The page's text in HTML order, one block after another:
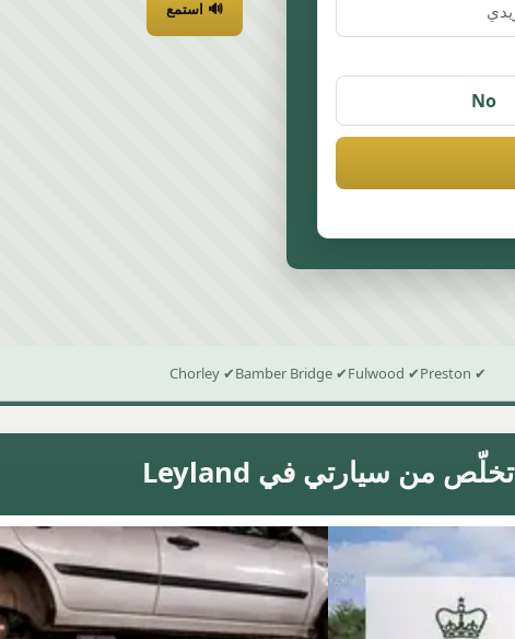
No
🔊 استمع
✔ Preston
✔ Fulwood
✔ Bamber Bridge
✔ Chorley
تخلّص من سيارتي في Leyland